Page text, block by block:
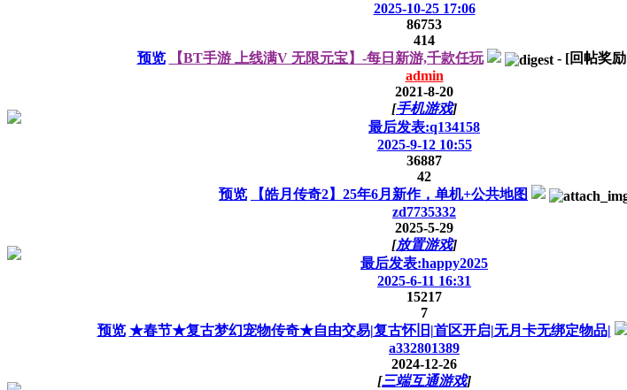
2025-10-25 17:06
86753
414
预览
【BT手游 上线满V 无限元宝】-每日新游,千款任玩 - [回帖奖励
admin
2021-8-20
[手机游戏]
最后发表:q134158
2025-9-12 10:55
36887
42
预览
【皓月传奇2】25年6月新作，单机+公共地图
zd7735332
2025-5-29
[放置游戏]
最后发表:happy2025
2025-6-11 16:31
15217
7
预览 ★春节★复古梦幻宠物传奇★自由交易|复古怀旧|首区开启|无月卡无绑定物品|
a332801389
2024-12-26
[三端互通游戏]